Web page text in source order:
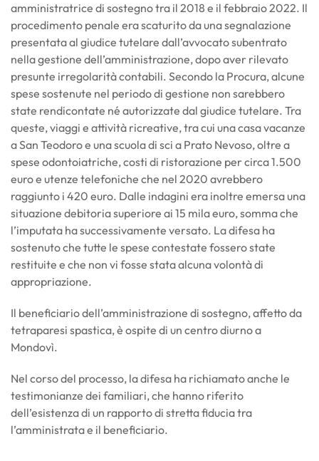
amministratrice di sostegno tra il 2018 e il febbraio 2022. Il
procedimento penale era scaturito da una segnalazione
presentata al giudice tutelare dall’avvocato subentrato
nella gestione dell’amministrazione, dopo aver rilevato
presunte irregolarità contabili. Secondo la Procura, alcune
spese sostenute nel periodo di gestione non sarebbero
state rendicontate né autorizzate dal giudice tutelare. Tra
queste, viaggi e attività ricreative, tra cui una casa vacanze
a San Teodoro e una scuola di sci a Prato Nevoso, oltre a
spese odontoiatriche, costi di ristorazione per circa 1.500
euro e utenze telefoniche che nel 2020 avrebbero
raggiunto i 420 euro. Dalle indagini era inoltre emersa una
situazione debitoria superiore ai 15 mila euro, somma che
l’imputata ha successivamente versato. La difesa ha
sostenuto che tutte le spese contestate fossero state
restituite e che non vi fosse stata alcuna volontà di
appropriazione.
Il beneficiario dell’amministrazione di sostegno, affetto da
tetraparesi spastica, è ospite di un centro diurno a
Mondovì.
Nel corso del processo, la difesa ha richiamato anche le
testimonianze dei familiari, che hanno riferito
dell’esistenza di un rapporto di stretta fiducia tra
l’amministrata e il beneficiario.